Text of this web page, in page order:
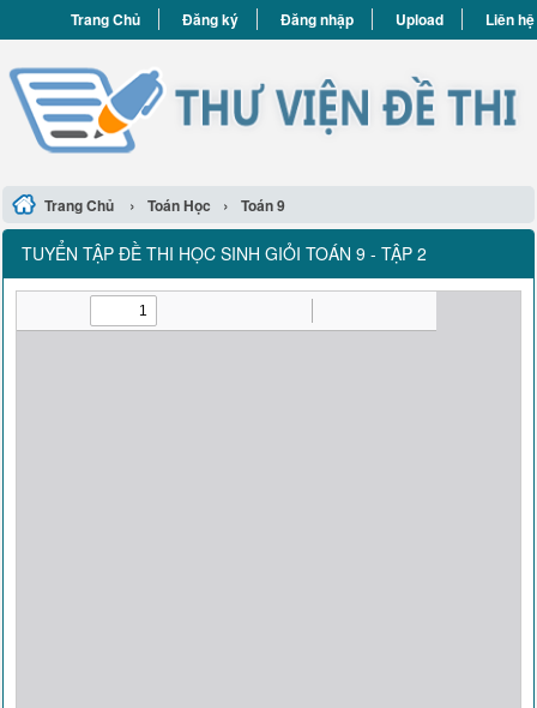
Trang Chủ Đăng ký Đăng nhập Upload Liên hệ
Trang Chủ › Toán Học › Toán 9
TUYỂN TẬP ĐỀ THI HỌC SINH GIỎI TOÁN 9 - TẬP 2